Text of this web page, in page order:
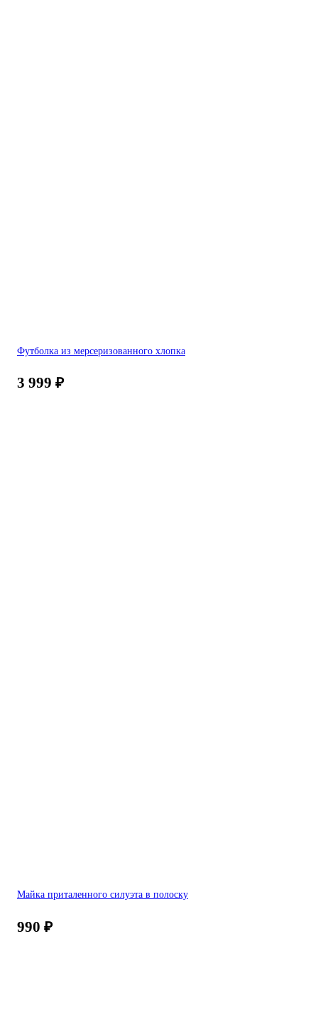
Футболка из мерсеризованного хлопка
3 999 ₽
Майка приталенного силуэта в полоску
990 ₽